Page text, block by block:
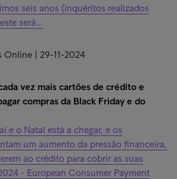
seis anos (inquéritos realizados
será...
Online | 29-11-2024
vez mais cartões de crédito e
compras da Black Friday e do
e o Natal está a chegar, e os
um aumento da pressão financeira,
ao crédito para cobrir as suas
- European Consumer Payment